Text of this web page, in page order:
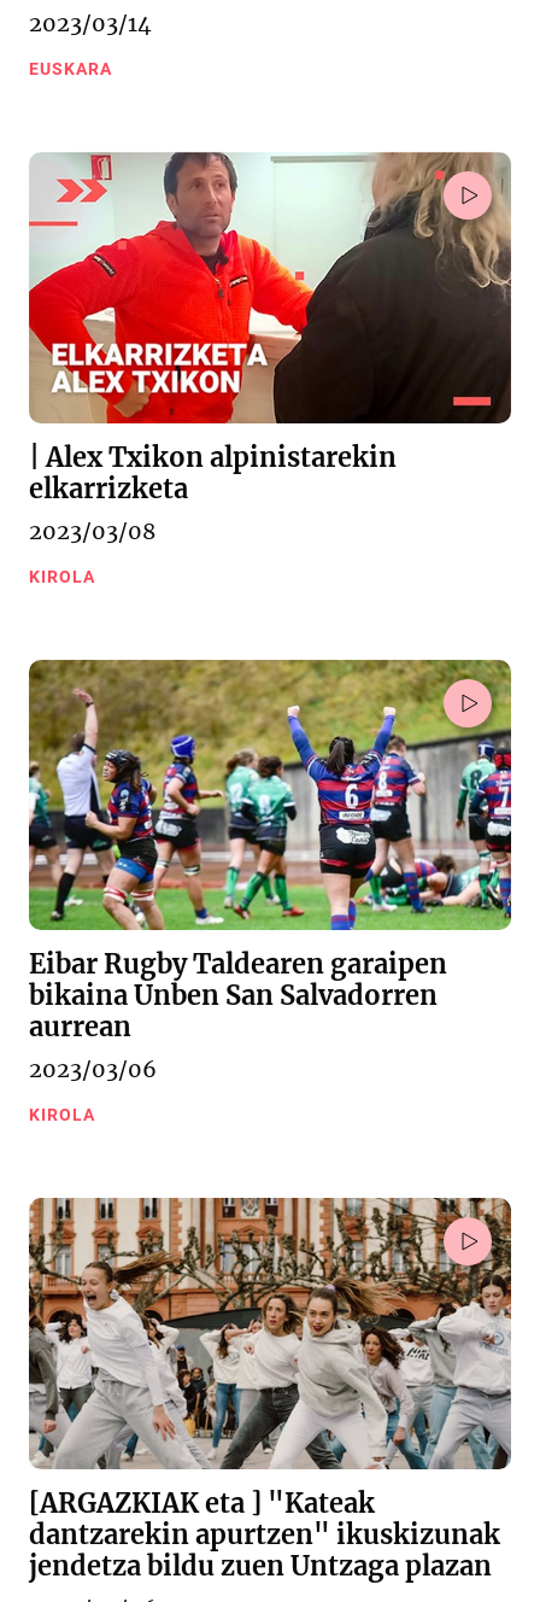
2023/03/14
EUSKARA
| Alex Txikon alpinistarekin
elkarrizketa
2023/03/08
KIROLA
Eibar Rugby Taldearen garaipen
bikaina Unben San Salvadorren
aurrean
2023/03/06
KIROLA
[ARGAZKIAK eta ] "Kateak
dantzarekin apurtzen" ikuskizunak
jendetza bildu zuen Untzaga plazan